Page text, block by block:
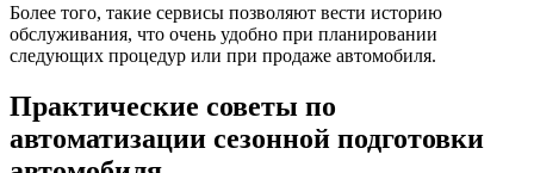
Более того, такие сервисы позволяют вести историю
обслуживания, что очень удобно при планировании
следующих процедур или при продаже автомобиля.
Практические советы по
автоматизации сезонной подготовки